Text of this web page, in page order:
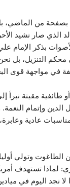
بصفحة من
الذي صار نشيد
بذكر الإمام علي
محكم التنزيل، بل
في مواجهة قوى
مقيتة نبرأ
الدين وإتمام
عادية
الطاغوت وتولي
لماذا تستهدف
لا نجد اليوم في